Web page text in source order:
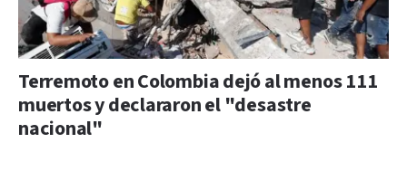
Terremoto en Colombia dejó al menos 111
muertos y declararon el "desastre
nacional"